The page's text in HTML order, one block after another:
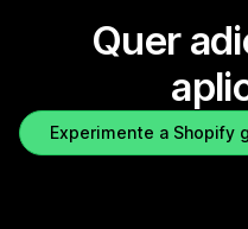
Quer
Experimente a Shopify